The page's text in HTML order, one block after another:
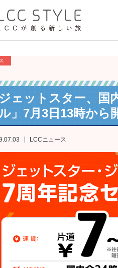
ジェットスター、国
」7月3日13時から
LCCニュース